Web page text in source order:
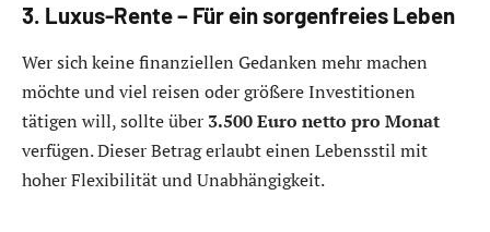
3. Luxus-Rente – Für ein sorgenfreies Leben
Wer sich keine finanziellen Gedanken mehr machen
möchte und viel reisen oder größere Investitionen
tätigen will, sollte über 3.500 Euro netto pro Monat
verfügen. Dieser Betrag erlaubt einen Lebensstil mit
hoher Flexibilität und Unabhängigkeit.